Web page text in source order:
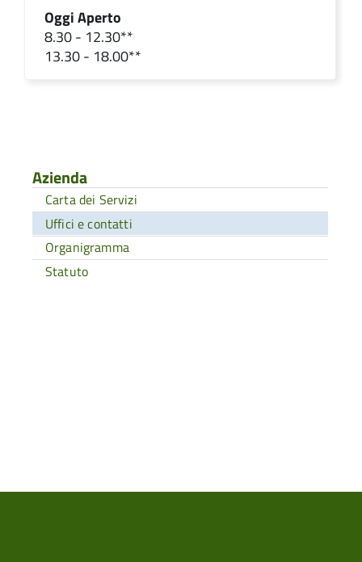
Oggi Aperto
8.30 - 12.30**
13.30 - 18.00**
Azienda
Carta dei Servizi
Uffici e contatti
Organigramma
Statuto